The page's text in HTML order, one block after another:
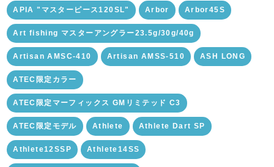
APIA "マスターピース120SL" Arbor Arbor45S
Art fishing マスターアングラー23.5g/30g/40g
Artisan AMSC-410 Artisan AMSS-510 ASH LONG
ATEC限定カラー
ATEC限定マーフィックス GMリミテッド C3
ATEC限定モデル Athlete Athlete Dart SP
Athlete12SSP Athlete14SS